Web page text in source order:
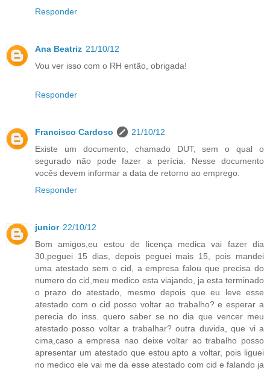
Responder
Ana Beatriz 21/10/12
Vou ver isso com o RH então, obrigada!
Responder
Francisco Cardoso
21/10/12
Existe um documento, chamado DUT, sem o qual o
segurado não pode fazer a perícia. Nesse documento
vocês devem informar a data de retorno ao emprego.
Responder
junior 22/10/12
Bom amigos,eu estou de licença medica vai fazer dia
30,peguei 15 dias, depois peguei mais 15, pois mandei
uma atestado sem o cid, a empresa falou que precisa do
numero do cid,meu medico esta viajando, ja esta terminado
o prazo do atestado, mesmo depois que eu leve esse
atestado com o cid posso voltar ao trabalho? e esperar a
perecia do inss. quero saber se no dia que vencer meu
atestado posso voltar a trabalhar? outra duvida, que vi a
cima,caso a empresa nao deixe voltar ao trabalho posso
apresentar um atestado que estou apto a voltar, pois liguei
no medico ele vai me da esse atestado com cid e falando ja